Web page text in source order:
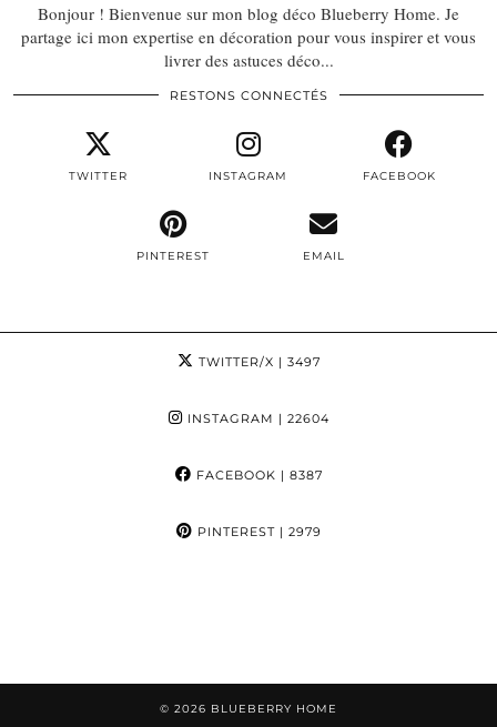
Bonjour ! Bienvenue sur mon blog déco Blueberry Home. Je
partage ici mon expertise en décoration pour vous inspirer et vous
livrer des astuces déco...
RESTONS CONNECTÉS
TWITTER INSTAGRAM FACEBOOK
PINTEREST EMAIL
TWITTER/X | 3497
INSTAGRAM | 22604
FACEBOOK | 8387
PINTEREST| 2979
© 2026 BLUEBERRY HOME